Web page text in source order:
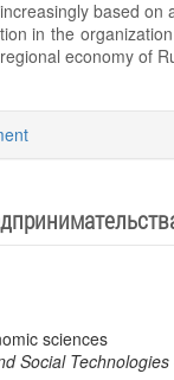
based
in the
economy of
sciences
Social